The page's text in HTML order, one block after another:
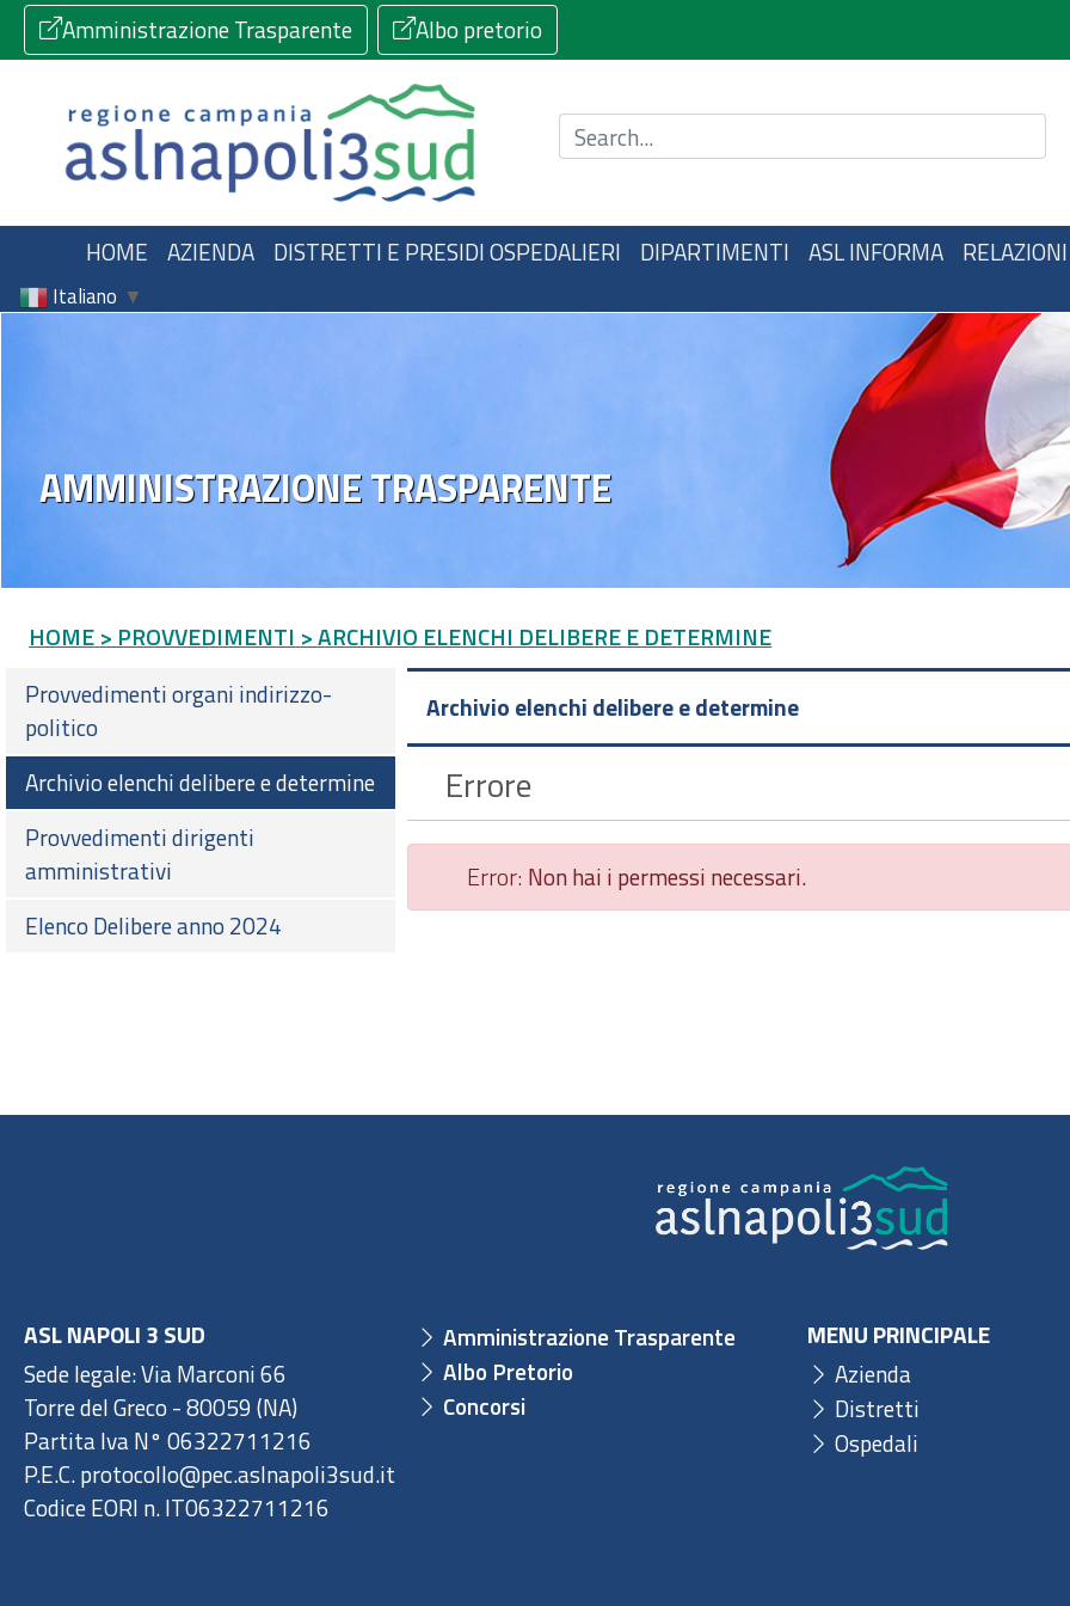
Amministrazione Trasparente Albo pretorio
Cerca nel sito
HOME AZIENDA DISTRETTI E PRESIDI OSPEDALIERI DIPARTIMENTI ASL INFORMA
Italiano ▼
AMMINISTRAZIONE TRASPARENTE
HOME > PROVVEDIMENTI > ARCHIVIO ELENCHI DELIBERE E DETERMINE
Provvedimenti organi indirizzo-
politico
Archivio elenchi delibere e determine
Provvedimenti dirigenti
amministrativi
Elenco Delibere anno 2024
Archivio elenchi delibere e determine
Errore
Error: Non hai i permessi necessari.
ASL NAPOLI 3 SUD
Sede legale: Via Marconi 66
Torre del Greco - 80059 (NA)
Partita Iva N° 06322711216
P.E.C. protocollo@pec.aslnapoli3sud.it
Codice EORI n. IT06322711216
Amministrazione Trasparente
Albo Pretorio
Concorsi
MENU PRINCIPALE
Azienda
Distretti
Ospedali